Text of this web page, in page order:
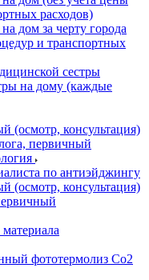
расходов)
дом за черту города
и транспортных
сестры
на дому (каждые
(осмотр, консультация)
первичный
по антиэйджингу
(осмотр, консультация)
фототермолиз Со2